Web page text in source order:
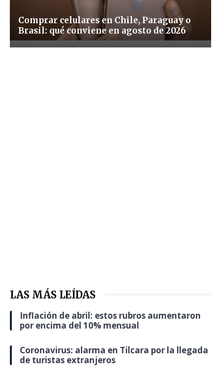
Comprar celulares en Chile, Paraguay o
Brasil: qué conviene en agosto de 2026
LAS MÁS LEÍDAS
Inflación de abril: estos rubros aumentaron
por encima del 10% mensual
Coronavirus: alarma en Tilcara por la llegada
de turistas extranjeros